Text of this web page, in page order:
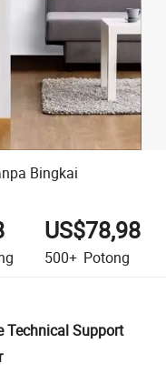
Bingkai
US$78,98
500+ Potong
Technical Support